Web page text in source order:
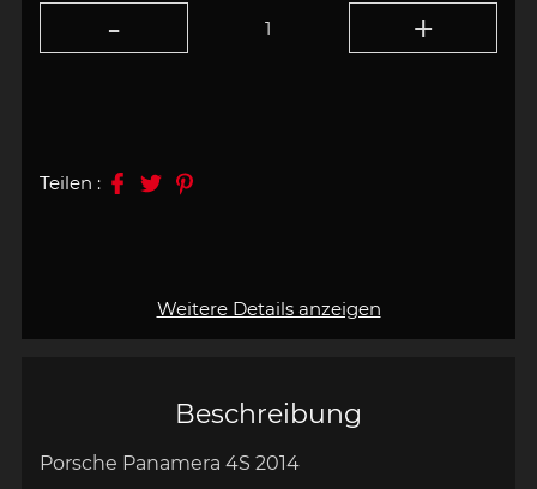
Beschreibung
Porsche Panamera 4S 2014
Weitere Details anzeigen
Teilen :